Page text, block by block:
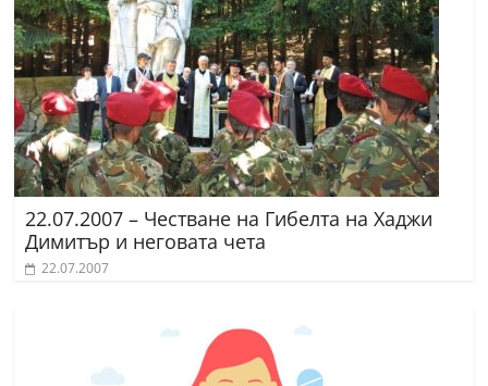
22.07.2007 – Честване на Гибелта на Хаджи
Димитър и неговата чета
22.07.2007